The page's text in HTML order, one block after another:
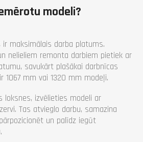
modeli?
maksimālais darba platums.
nelieliem remonta darbiem pietiek ar
savukārt plašākai darbnīcas
1067 mm vai 1320 mm modeļi.
loksnes, izvēlieties modeli ar
Tas atvieglo darbu, samazina
un palīdz iegūt